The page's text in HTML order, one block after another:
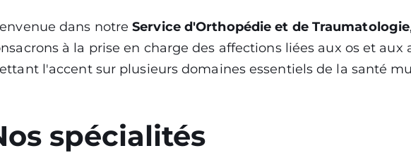
dans notreService d'Orthopédie et de Traumatologie
à la prise en charge des affections liées aux os et aux
l'accent sur plusieurs domaines essentiels de la santé
spécialités